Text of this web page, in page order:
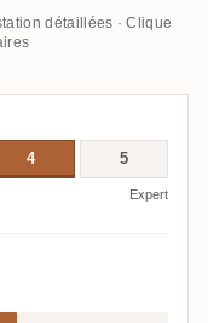
détaillées · Clique
4 5
Expert